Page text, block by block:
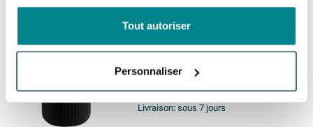
Tout autoriser
Personnaliser
Smedbo Beslagsboden
Distributeur de savon -
indépendant - Mat noir
Livraison:sous 7 jours